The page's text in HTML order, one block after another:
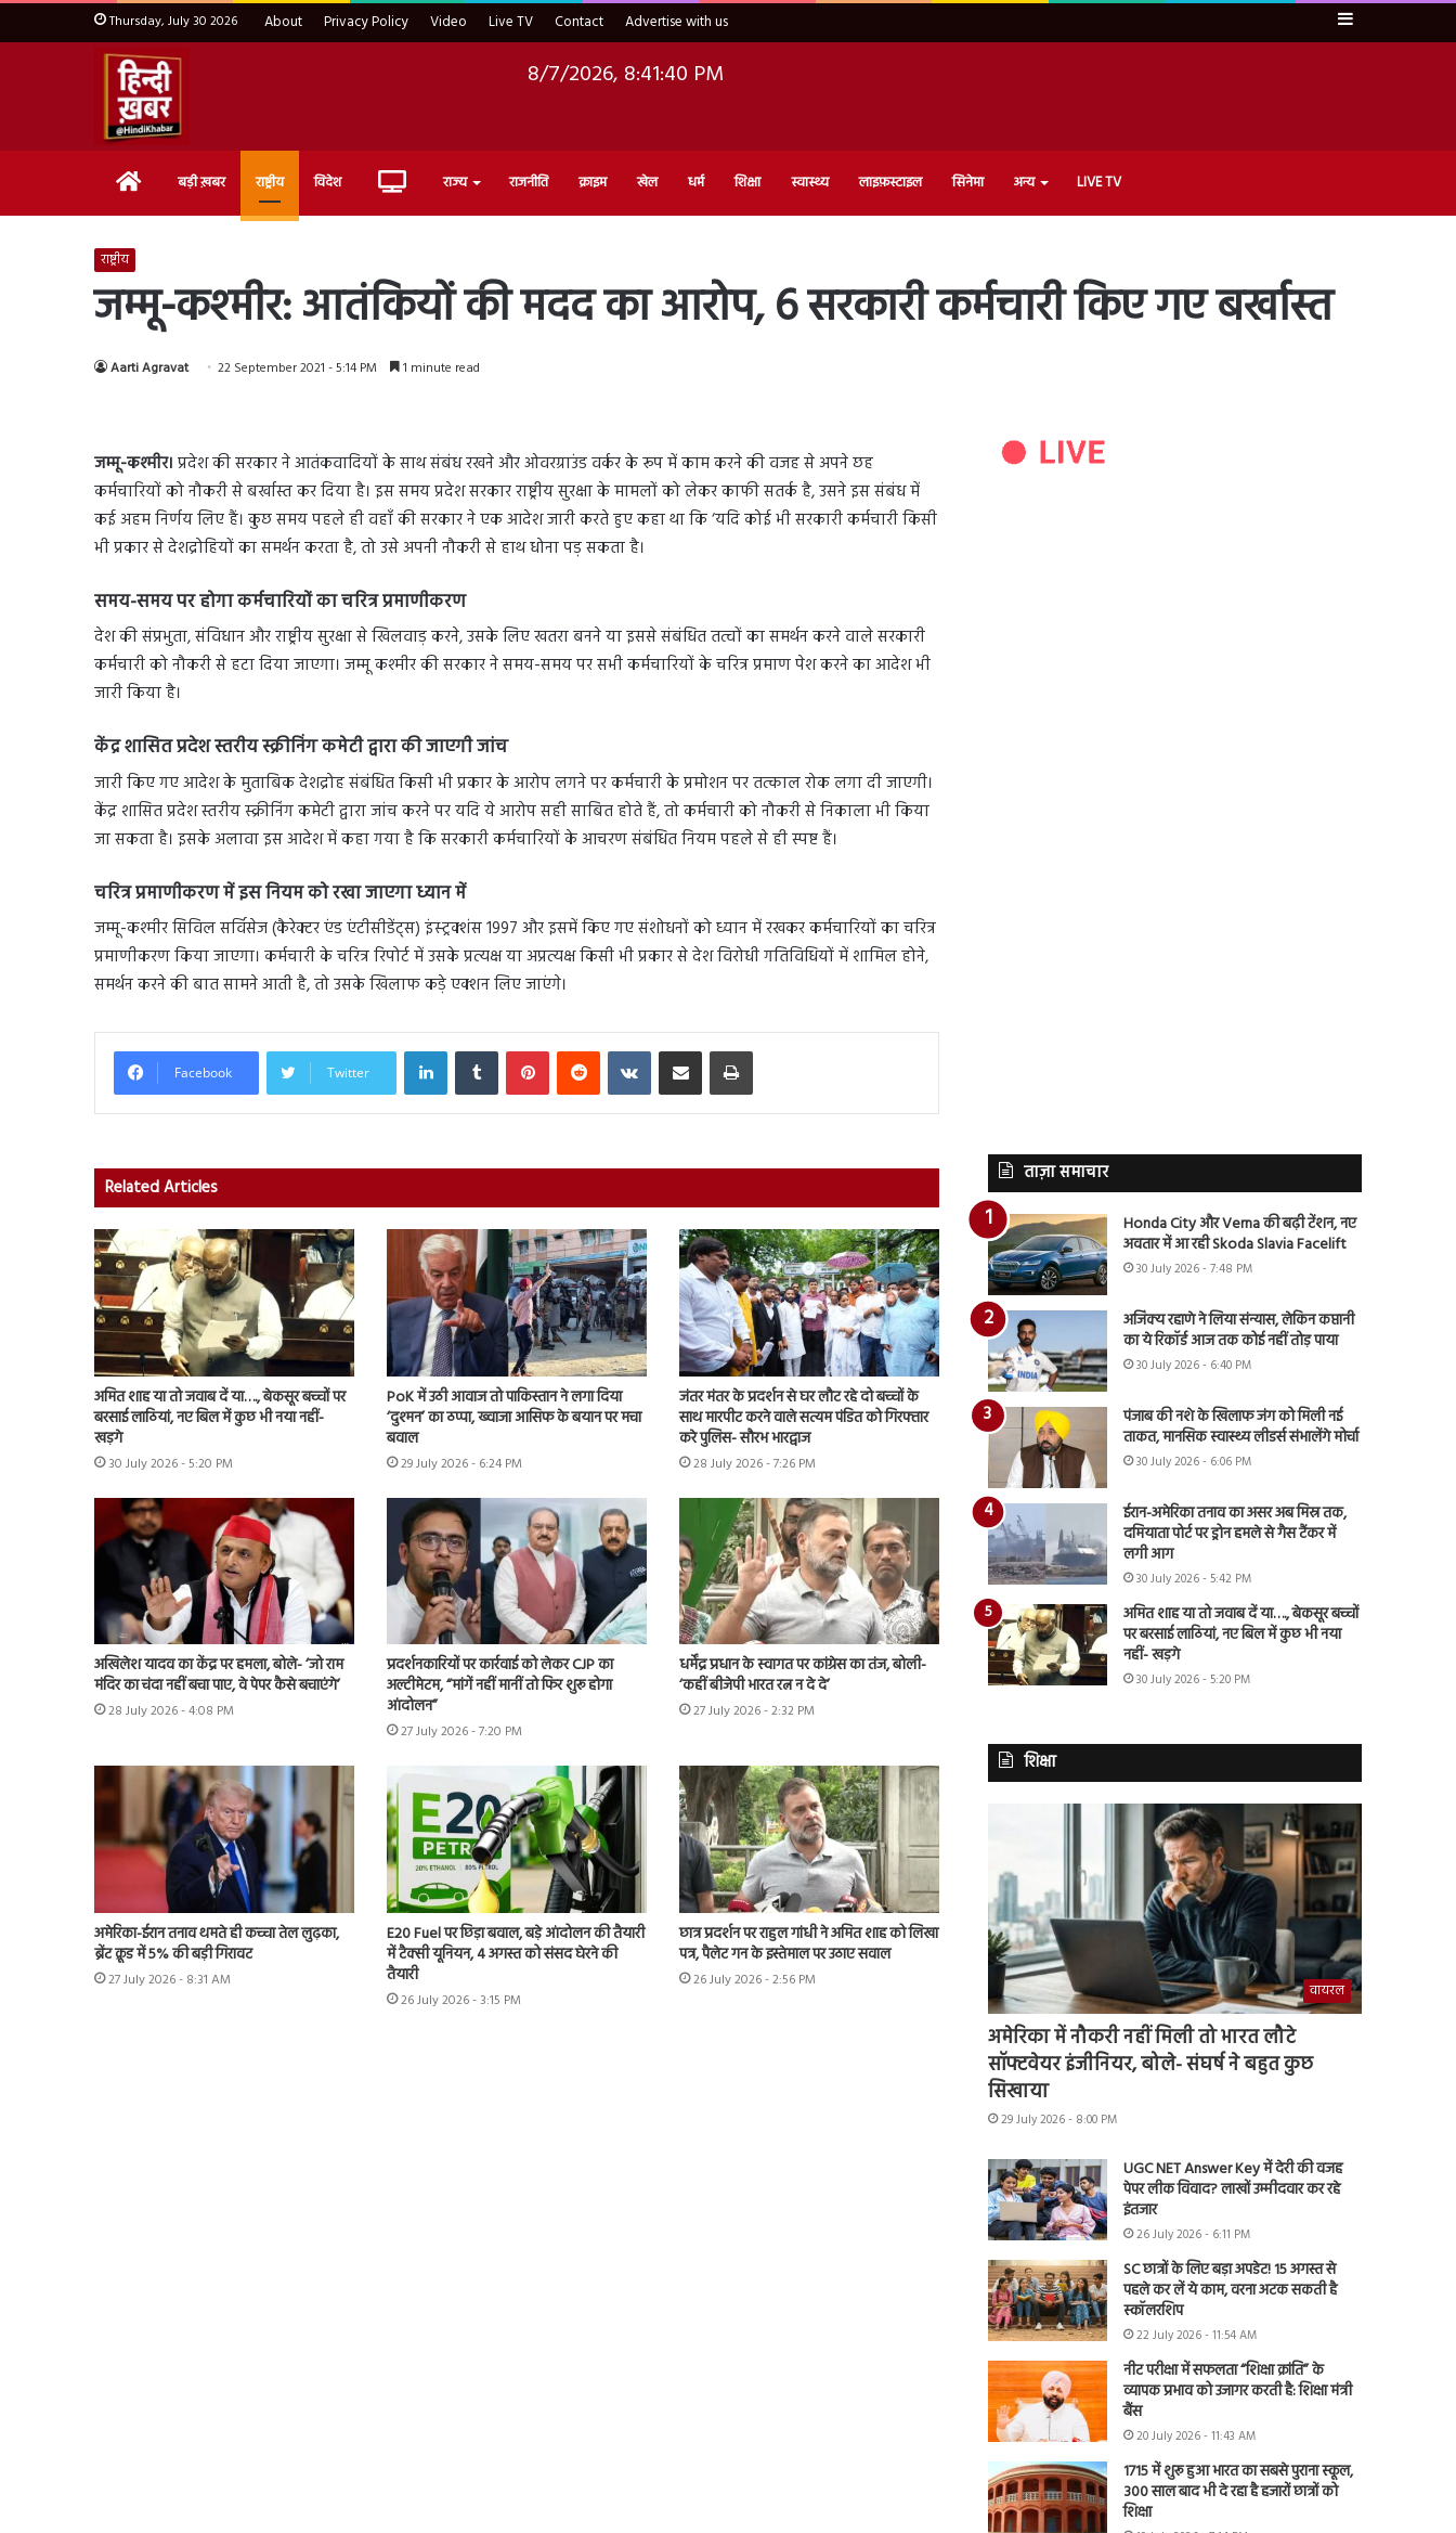
Thursday, July 30 2026 About Privacy Policy Video Live TV Contact Advertise with us Sidebar
8/7/2026, 8:41:41 PM
Home बड़ी ख़बर राष्ट्रीय विदेश Live राज्य राजनीति क्राइम खेल धर्म शिक्षा स्वास्थ्य लाइफ़स्टाइल सिनेमा अन्य LIVE TV
राष्ट्रीय
जम्मू-कश्मीर: आतंकियों की मदद का आरोप, 6 सरकारी कर्मचारी किए गए बर्खास्त
Aarti Agravat 22 September 2021 - 5:14 PM 1 minute read
जम्मू-कश्मीर। प्रदेश की सरकार ने आतंकवादियों के साथ संबंध रखने और ओवरग्राउंड वर्कर के रूप में काम करने की वजह से अपने छह
कर्मचारियों को नौकरी से बर्खास्त कर दिया है। इस समय प्रदेश सरकार राष्ट्रीय सुरक्षा के मामलों को लेकर काफी सतर्क है, उसने इस संबंध में
कई अहम निर्णय लिए हैं। कुछ समय पहले ही वहाँ की सरकार ने एक आदेश जारी करते हुए कहा था कि ‘यदि कोई भी सरकारी कर्मचारी किसी
भी प्रकार से देशद्रोहियों का समर्थन करता है, तो उसे अपनी नौकरी से हाथ धोना पड़ सकता है।
समय-समय पर होगा कर्मचारियों का चरित्र प्रमाणीकरण
देश की संप्रभुता, संविधान और राष्ट्रीय सुरक्षा से खिलवाड़ करने, उसके लिए खतरा बनने या इससे संबंधित तत्वों का समर्थन करने वाले सरकारी
कर्मचारी को नौकरी से हटा दिया जाएगा। जम्मू कश्मीर की सरकार ने समय-समय पर सभी कर्मचारियों के चरित्र प्रमाण पेश करने का आदेश भी
जारी किया है।
केंद्र शासित प्रदेश स्तरीय स्क्रीनिंग कमेटी द्वारा की जाएगी जांच
जारी किए गए आदेश के मुताबिक देशद्रोह संबंधित किसी भी प्रकार के आरोप लगने पर कर्मचारी के प्रमोशन पर तत्काल रोक लगा दी जाएगी।
केंद्र शासित प्रदेश स्तरीय स्क्रीनिंग कमेटी द्वारा जांच करने पर यदि ये आरोप सही साबित होते हैं, तो कर्मचारी को नौकरी से निकाला भी किया
जा सकता है। इसके अलावा इस आदेश में कहा गया है कि सरकारी कर्मचारियों के आचरण संबंधित नियम पहले से ही स्पष्ट हैं।
चरित्र प्रमाणीकरण में इस नियम को रखा जाएगा ध्यान में
जम्मू-कश्मीर सिविल सर्विसेज (कैरेक्टर एंड एंटीसीडेंट्स) इंस्ट्रक्शंस 1997 और इसमें किए गए संशोधनों को ध्यान में रखकर कर्मचारियों का चरित्र
प्रमाणीकरण किया जाएगा। कर्मचारी के चरित्र रिपोर्ट में उसके प्रत्यक्ष या अप्रत्यक्ष किसी भी प्रकार से देश विरोधी गतिविधियों में शामिल होने,
समर्थन करने की बात सामने आती है, तो उसके खिलाफ कड़े एक्शन लिए जाएंगे।
Facebook Twitter
LinkedInTumblr PinterestReddit VKontakteShare via Email Print
Related Articles
अमित शाह या तो जवाब दें या…., बेकसूर बच्चों पर
बरसाई लाठियां, नए बिल में कुछ भी नया नहीं-
खड़गे
30 July 2026 - 5:20 PM
PoK में उठी आवाज तो पाकिस्तान ने लगा दिया
‘दुश्मन’ का ठप्पा, ख्वाजा आसिफ के बयान पर मचा
बवाल
29 July 2026 - 6:24 PM
जंतर मंतर के प्रदर्शन से घर लौट रहे दो बच्चों के
साथ मारपीट करने वाले सत्यम पंडित को गिरफ्तार
करे पुलिस- सौरभ भारद्वाज
28 July 2026 - 7:26 PM
अखिलेश यादव का केंद्र पर हमला, बोले- ‘जो राम
मंदिर का चंदा नहीं बचा पाए, वे पेपर कैसे बचाएंगे’
28 July 2026 - 4:08 PM
प्रदर्शनकारियों पर कार्रवाई को लेकर CJP का
अल्टीमेटम, “मांगें नहीं मानीं तो फिर शुरू होगा
आंदोलन”
27 July 2026 - 7:20 PM
धर्मेंद्र प्रधान के स्वागत पर कांग्रेस का तंज, बोली-
‘कहीं बीजेपी भारत रत्न न दे दे’
27 July 2026 - 2:32 PM
अमेरिका-ईरान तनाव थमते ही कच्चा तेल लुढ़का,
ब्रेंट क्रूड में 5% की बड़ी गिरावट
27 July 2026 - 8:31 AM
E20 Fuel पर छिड़ा बवाल, बड़े आंदोलन की तैयारी
में टैक्सी यूनियन, 4 अगस्त को संसद घेरने की
तैयारी
26 July 2026 - 3:15 PM
छात्र प्रदर्शन पर राहुल गांधी ने अमित शाह को लिखा
पत्र, पैलेट गन के इस्तेमाल पर उठाए सवाल
26 July 2026 - 2:56 PM
ताज़ा समाचार
Honda City और Verna की बढ़ी टेंशन, नए
अवतार में आ रही Skoda Slavia Facelift
30 July 2026 - 7:48 PM
अजिंक्य रहाणे ने लिया संन्यास, लेकिन कप्तानी
का ये रिकॉर्ड आज तक कोई नहीं तोड़ पाया
30 July 2026 - 6:40 PM
पंजाब की नशे के खिलाफ जंग को मिली नई
ताकत, मानसिक स्वास्थ्य लीडर्स संभालेंगे मोर्चा
30 July 2026 - 6:06 PM
ईरान-अमेरिका तनाव का असर अब मिस्र तक,
दमियाता पोर्ट पर ड्रोन हमले से गैस टैंकर में
लगी आग
30 July 2026 - 5:42 PM
अमित शाह या तो जवाब दें या…., बेकसूर बच्चों
पर बरसाई लाठियां, नए बिल में कुछ भी नया
नहीं- खड़गे
30 July 2026 - 5:20 PM
शिक्षा
वायरल
अमेरिका में नौकरी नहीं मिली तो भारत लौटे
सॉफ्टवेयर इंजीनियर, बोले- संघर्ष ने बहुत कुछ
सिखाया
29 July 2026 - 8:00 PM
UGC NET Answer Key में देरी की वजह
पेपर लीक विवाद? लाखों उम्मीदवार कर रहे
इंतजार
26 July 2026 - 6:11 PM
SC छात्रों के लिए बड़ा अपडेट! 15 अगस्त से
पहले कर लें ये काम, वरना अटक सकती है
स्कॉलरशिप
22 July 2026 - 11:54 AM
नीट परीक्षा में सफलता “शिक्षा क्रांति” के
व्यापक प्रभाव को उजागर करती है: शिक्षा मंत्री
बैंस
20 July 2026 - 11:43 AM
1715 में शुरू हुआ भारत का सबसे पुराना स्कूल,
300 साल बाद भी दे रहा है हजारों छात्रों को
शिक्षा